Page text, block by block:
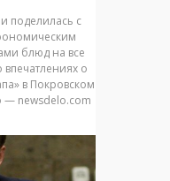
поделилась с
блюд на все
впечатлениях о
в Покровском
— newsdelo.com